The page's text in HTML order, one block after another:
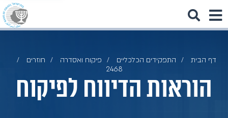
דף הבית התפקידים הכלכליים פיקוח ואסדרה
חוזרים
2468
הוראות הדיווח לפיקוח